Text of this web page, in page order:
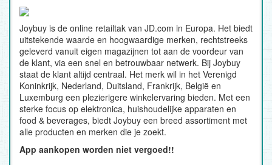
Joybuy is de online retailtak van JD.com in Europa. Het biedt
uitstekende waarde en hoogwaardige merken, rechtstreeks
geleverd vanuit eigen magazijnen tot aan de voordeur van
de klant, via een snel en betrouwbaar netwerk. Bij Joybuy
staat de klant altijd centraal. Het merk wil in het Verenigd
Koninkrijk, Nederland, Duitsland, Frankrijk, België en
Luxemburg een plezierigere winkelervaring bieden. Met een
sterke focus op elektronica, huishoudelijke apparaten en
food & beverages, biedt Joybuy een breed assortiment met
alle producten en merken die je zoekt.
App aankopen worden niet vergoed!!